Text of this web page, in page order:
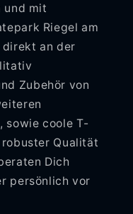
und mit
Riegel am
direkt an der
Zubehör von
sowie coole T-
Qualität
Dich
persönlich vor